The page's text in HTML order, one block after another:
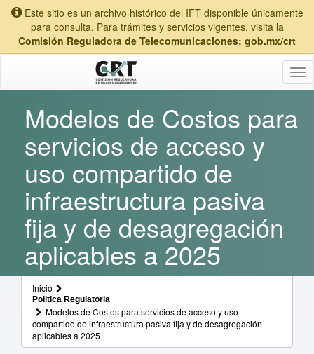
Este sitio es un archivo histórico del IFT disponible únicamente
para consulta. Para trámites y servicios vigentes, visita la
Comisión Reguladora de Telecomunicaciones: gob.mx/crt
Modelos de Costos para
servicios de acceso y
uso compartido de
infraestructura pasiva
fija y de desagregación
aplicables a 2025
Inicio
Politica Regulatoria
Modelos de Costos para servicios de acceso y uso
compartido de infraestructura pasiva fija y de desagregación
aplicables a 2025